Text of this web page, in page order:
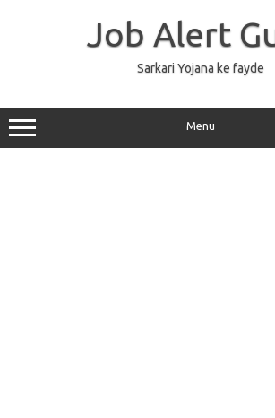
Job Alert
Sarkari Yojana ke fayde
Menu